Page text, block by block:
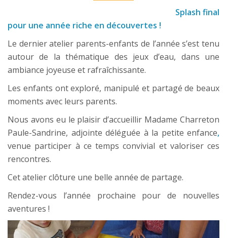
Splash final
pour une année riche en découvertes !
Le dernier atelier parents-enfants de l’année s’est tenu
autour de la thématique des jeux d’eau, dans une
ambiance joyeuse et rafraîchissante.
Les enfants ont exploré, manipulé et partagé de beaux
moments avec leurs parents.
Nous avons eu le plaisir d’accueillir Madame Charreton
Paule-Sandrine, adjointe déléguée à la petite enfance,
venue participer à ce temps convivial et valoriser ces
rencontres.
Cet atelier clôture une belle année de partage.
Rendez-vous l’année prochaine pour de nouvelles
aventures !